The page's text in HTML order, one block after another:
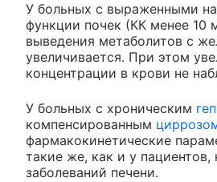
У больных с выраженными
функции почек (КК менее 10
выведения метаболитов с
увеличивается. При этом
концентрации в крови не
У больных с хроническим
компенсированным
фармакокинетические
такие же, как и у
заболеваний печени.